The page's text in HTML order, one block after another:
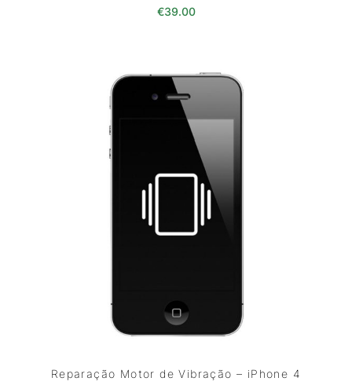
€39.00
Reparação Motor de Vibração – iPhone 4